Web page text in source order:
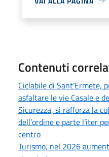
Contenuti
Ciclabile di Sant’Ermete,
asfaltare le vie Casale e
Sicurezza, si rafforza la
dell’ordine e parte l’iter
centro
Turismo, nel 2026